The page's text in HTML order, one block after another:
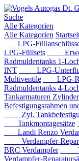
Suche
Alle Kategorien
Alle Kategorien
LPG-
LPG-Füllsets
Radmuldentanks 1-
INT
LPG-
Multiventile
LPG-
Radmuldentanks 4-
Tankarmaturen
Befestigungsrahmen
Zyl.
Tankmontagesätze
Landi Renzo
Verdampfer-
BRC Verdampfer
Verdampfer-